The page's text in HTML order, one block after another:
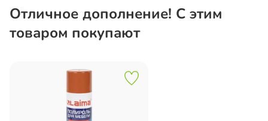
Отличное дополнение! С этим
товаром покупают